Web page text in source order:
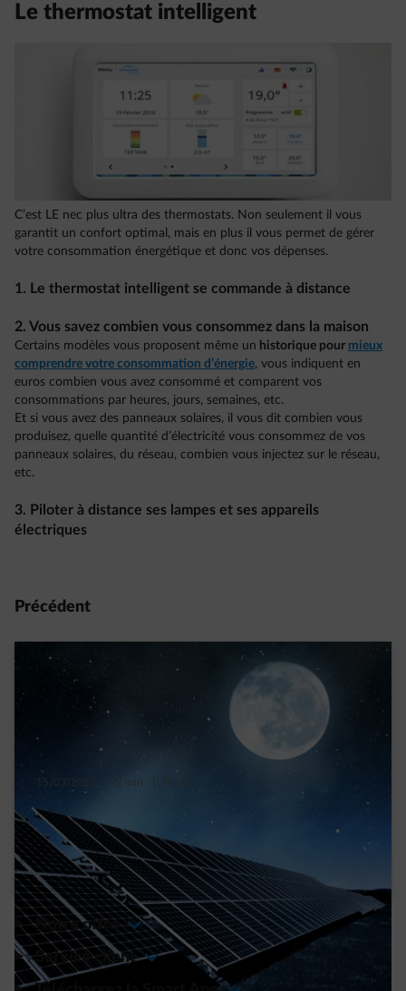
Le thermostat intelligent
C’est LE nec plus ultra des thermostats. Non seulement il vous
garantit un confort optimal, mais en plus il vous permet de gérer
votre consommation énergétique et donc vos dépenses.
1. Le thermostat intelligent se commande à distance
2. Vous savez combien vous consommez dans la maison
Certains modèles vous proposent même un historique pour mieux
comprendre votre consommation d’énergie, vous indiquent en
euros combien vous avez consommé et comparent vos
consommations par heures, jours, semaines, etc.
Et si vous avez des panneaux solaires, il vous dit combien vous
produisez, quelle quantité d’électricité vous consommez de vos
panneaux solaires, du réseau, combien vous injectez sur le réseau,
etc.
3. Piloter à distance ses lampes et ses appareils
électriques
Précédent
15/03/2017 2 min.
Les panneaux solaires futurs produiront
bientôt aussi la nuit
Read more
Notre offre
Service client